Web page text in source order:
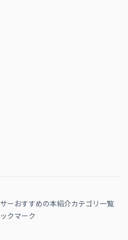
ーおすすめの本紹介カテゴリ一覧
クマーク